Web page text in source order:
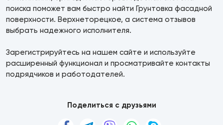
поиска поможет вам быстро найти Грунтовка фасадной
поверхности. Верхнеторецкое, а система отзывов
выбрать надежного исполнителя.
Зарегистрируйтесь на нашем сайте и используйте
расширенный функционал и просматривайте контакты
подрядчиков и работодателей.
Поделиться с друзьями